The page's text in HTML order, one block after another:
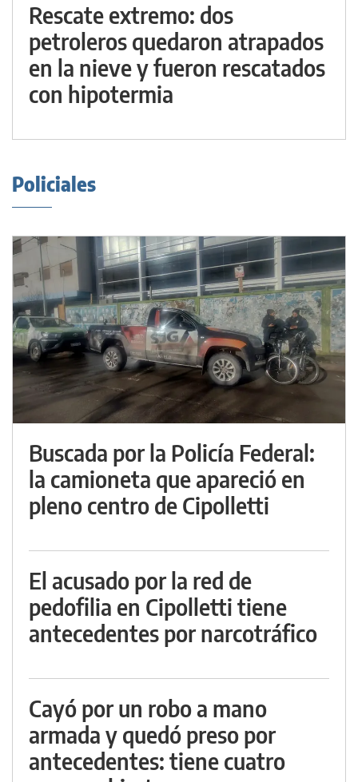
Rescate extremo: dos
petroleros quedaron atrapados
en la nieve y fueron rescatados
con hipotermia
Policiales
Buscada por la Policía Federal:
la camioneta que apareció en
pleno centro de Cipolletti
El acusado por la red de
pedofilia en Cipolletti tiene
antecedentes por narcotráfico
Cayó por un robo a mano
armada y quedó preso por
antecedentes: tiene cuatro